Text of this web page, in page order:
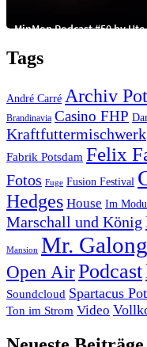
Tags
André Carré Archiv
Brandinavia Casino FHP
Kraftfuttermischwerk
Fabrik Potsdam Felix
Fotos Fuge Fusion Festival
Hedges House Im
Marschall und König
Mansion Mr.
Open AirPodcast
Soundcloud Spartacus
Ton im Strom Video